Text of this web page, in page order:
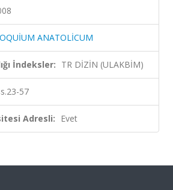
ANATOLİCUM
İndeksler: TR DİZİN (ULAKBİM)
57
Adresli: Evet